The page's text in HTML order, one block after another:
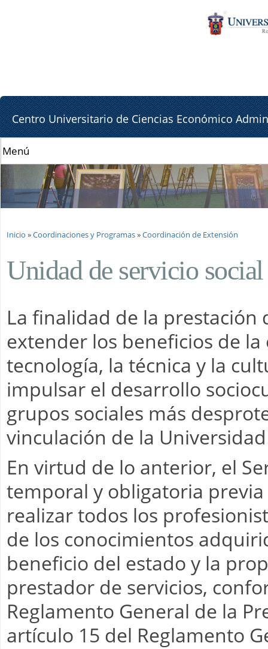
la
Centro Universitario de Ciencias Económico
Se encuentra usted aquí
Inicio »Coordinaciones y Programas»Coordinación de Extensión
Unidad de servicio social
La finalidad de la prestación
extender los beneficios de
tecnología, la técnica y la
impulsar el desarrollo
grupos sociales más
vinculación de la
En virtud de lo anterior, el
temporal y obligatoria
realizar todos los
de los conocimientos
beneficio del estado y la
prestador de servicios,
Reglamento General de la
artículo 15 del Reglamento